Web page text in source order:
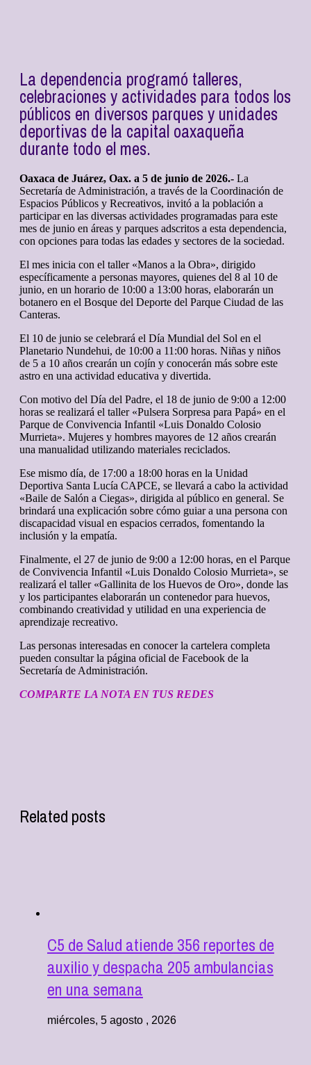
La dependencia programó talleres,
celebraciones y actividades para todos los
públicos en diversos parques y unidades
deportivas de la capital oaxaqueña
durante todo el mes.
Oaxaca de Juárez, Oax. a 5 de junio de 2026.- La
Secretaría de Administración, a través de la Coordinación de
Espacios Públicos y Recreativos, invitó a la población a
participar en las diversas actividades programadas para este
mes de junio en áreas y parques adscritos a esta dependencia,
con opciones para todas las edades y sectores de la sociedad.
El mes inicia con el taller «Manos a la Obra», dirigido
específicamente a personas mayores, quienes del 8 al 10 de
junio, en un horario de 10:00 a 13:00 horas, elaborarán un
botanero en el Bosque del Deporte del Parque Ciudad de las
Canteras.
El 10 de junio se celebrará el Día Mundial del Sol en el
Planetario Nundehui, de 10:00 a 11:00 horas. Niñas y niños
de 5 a 10 años crearán un cojín y conocerán más sobre este
astro en una actividad educativa y divertida.
Con motivo del Día del Padre, el 18 de junio de 9:00 a 12:00
horas se realizará el taller «Pulsera Sorpresa para Papá» en el
Parque de Convivencia Infantil «Luis Donaldo Colosio
Murrieta». Mujeres y hombres mayores de 12 años crearán
una manualidad utilizando materiales reciclados.
Ese mismo día, de 17:00 a 18:00 horas en la Unidad
Deportiva Santa Lucía CAPCE, se llevará a cabo la actividad
«Baile de Salón a Ciegas», dirigida al público en general. Se
brindará una explicación sobre cómo guiar a una persona con
discapacidad visual en espacios cerrados, fomentando la
inclusión y la empatía.
Finalmente, el 27 de junio de 9:00 a 12:00 horas, en el Parque
de Convivencia Infantil «Luis Donaldo Colosio Murrieta», se
realizará el taller «Gallinita de los Huevos de Oro», donde las
y los participantes elaborarán un contenedor para huevos,
combinando creatividad y utilidad en una experiencia de
aprendizaje recreativo.
Las personas interesadas en conocer la cartelera completa
pueden consultar la página oficial de Facebook de la
Secretaría de Administración.
COMPARTE LA NOTA EN TUS REDES
Related posts
C5 de Salud atiende 356 reportes de
auxilio y despacha 205 ambulancias
en una semana
miércoles, 5 agosto , 2026